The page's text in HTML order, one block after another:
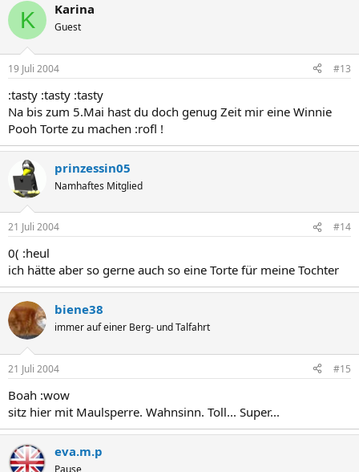
K Karina
Guest
19 Juli 2004 #13
:tasty :tasty :tasty
Na bis zum 5.Mai hast du doch genug Zeit mir eine Winnie
Pooh Torte zu machen :rofl !
prinzessin05
Namhaftes Mitglied
21 Juli 2004 #14
0( :heul
ich hätte aber so gerne auch so eine Torte für meine Tochter
biene38
immer auf einer Berg- und Talfahrt
21 Juli 2004 #15
Boah :wow
sitz hier mit Maulsperre. Wahnsinn. Toll... Super...
eva.m.p
Pause